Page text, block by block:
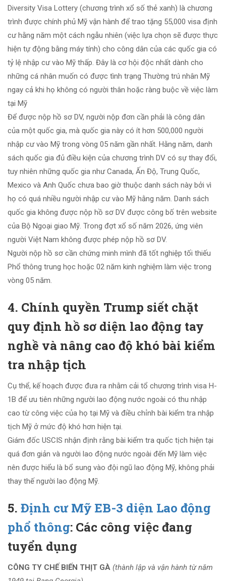
Diversity Visa Lottery (chương trình xổ số thẻ xanh) là chương
trình được chính phủ Mỹ vận hành để trao tặng 55,000 visa định
cư hằng năm một cách ngẫu nhiên (việc lựa chọn sẽ được thực
hiện tự động bằng máy tính) cho công dân của các quốc gia có
tỷ lệ nhập cư vào Mỹ thấp. Đây là cơ hội độc nhất dành cho
những cá nhân muốn có được tình trạng Thường trú nhân Mỹ
ngay cả khi họ không có người thân hoặc ràng buộc về việc làm
tại Mỹ
Để được nộp hồ sơ DV, người nộp đơn cần phải là công dân
của một quốc gia, mà quốc gia này có ít hơn 500,000 người
nhập cư vào Mỹ trong vòng 05 năm gần nhất. Hằng năm, danh
sách quốc gia đủ điều kiện của chương trình DV có sự thay đổi,
tuy nhiên những quốc gia như Canada, Ấn Độ, Trung Quốc,
Mexico và Anh Quốc chưa bao giờ thuộc danh sách này bởi vì
họ có quá nhiều người nhập cư vào Mỹ hằng năm. Danh sách
quốc gia không được nộp hồ sơ DV được công bố trên website
của Bộ Ngoại giao Mỹ. Trong đợt xổ số năm 2026, ứng viên
người Việt Nam không được phép nộp hồ sơ DV.
Người nộp hồ sơ cần chứng minh mình đã tốt nghiệp tối thiếu
Phổ thông trung học hoặc 02 năm kinh nghiệm làm việc trong
vòng 05 năm.
4. Chính quyền Trump siết chặt
quy định hồ sơ diện lao động tay
nghề và nâng cao độ khó bài kiểm
tra nhập tịch
Cụ thể, kế hoạch được đưa ra nhằm cải tổ chương trình visa H-
1B để ưu tiên những người lao động nước ngoài có thu nhập
cao từ công việc của họ tại Mỹ và điều chỉnh bài kiểm tra nhập
tịch Mỹ ở mức độ khó hơn hiện tại.
Giám đốc USCIS nhận định rằng bài kiểm tra quốc tịch hiện tại
quá đơn giản và người lao động nước ngoài đến Mỹ làm việc
nên được hiểu là bổ sung vào đội ngũ lao động Mỹ, không phải
thay thế người lao động Mỹ.
5. Định cư Mỹ EB-3 diện Lao động
phổ thông: Các công việc đang
tuyển dụng
CÔNG TY CHẾ BIẾN THỊT GÀ (thành lập và vận hành từ năm